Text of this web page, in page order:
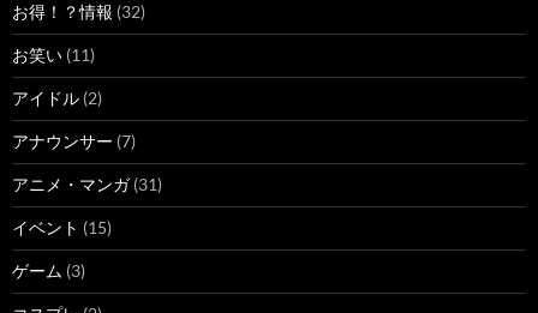
お得！？情報 (32)
お笑い (11)
アイドル (2)
アナウンサー (7)
アニメ・マンガ(31)
イベント (15)
ゲーム (3)